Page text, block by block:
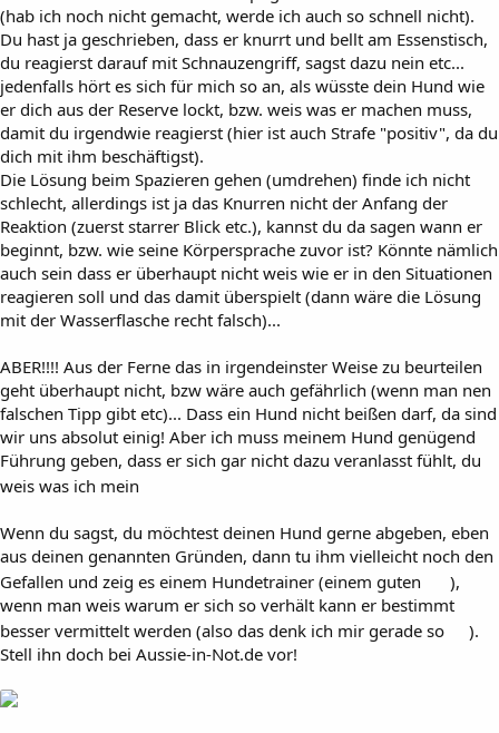
(hab ich noch nicht gemacht, werde ich auch so schnell nicht).
Du hast ja geschrieben, dass er knurrt und bellt am Essenstisch,
du reagierst darauf mit Schnauzengriff, sagst dazu nein etc...
jedenfalls hört es sich für mich so an, als wüsste dein Hund wie
er dich aus der Reserve lockt, bzw. weis was er machen muss,
damit du irgendwie reagierst (hier ist auch Strafe "positiv", da du
dich mit ihm beschäftigst).
Die Lösung beim Spazieren gehen (umdrehen) finde ich nicht
schlecht, allerdings ist ja das Knurren nicht der Anfang der
Reaktion (zuerst starrer Blick etc.), kannst du da sagen wann er
beginnt, bzw. wie seine Körpersprache zuvor ist? Könnte nämlich
auch sein dass er überhaupt nicht weis wie er in den Situationen
reagieren soll und das damit überspielt (dann wäre die Lösung
mit der Wasserflasche recht falsch)...
ABER!!!! Aus der Ferne das in irgendeinster Weise zu beurteilen
geht überhaupt nicht, bzw wäre auch gefährlich (wenn man nen
falschen Tipp gibt etc)... Dass ein Hund nicht beißen darf, da sind
wir uns absolut einig! Aber ich muss meinem Hund genügend
Führung geben, dass er sich gar nicht dazu veranlasst fühlt, du
weis was ich mein
Wenn du sagst, du möchtest deinen Hund gerne abgeben, eben
aus deinen genannten Gründen, dann tu ihm vielleicht noch den
Gefallen und zeig es einem Hundetrainer (einem guten
),
wenn man weis warum er sich so verhält kann er bestimmt
besser vermittelt werden (also das denk ich mir gerade so
).
Stell ihn doch bei Aussie-in-Not.de vor!